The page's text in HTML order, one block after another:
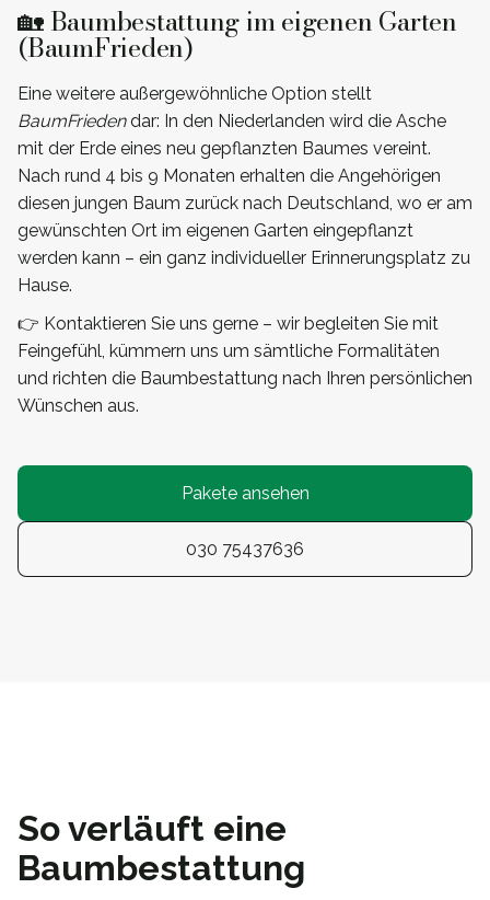
🏡 Baumbestattung im eigenen Garten
(BaumFrieden)
Eine weitere außergewöhnliche Option stellt
BaumFriedendar: In den Niederlanden wird die Asche
mit der Erde eines neu gepflanzten Baumes vereint.
Nach rund 4 bis 9 Monaten erhalten die Angehörigen
diesen jungen Baum zurück nach Deutschland, wo er am
gewünschten Ort im eigenen Garten eingepflanzt
werden kann – ein ganz individueller Erinnerungsplatz zu
Hause.
👉 Kontaktieren Sie uns gerne – wir begleiten Sie mit
Feingefühl, kümmern uns um sämtliche Formalitäten
und richten die Baumbestattung nach Ihren persönlichen
Wünschen aus.
Pakete ansehen
030 75437636
So verläuft eine
Baumbestattung